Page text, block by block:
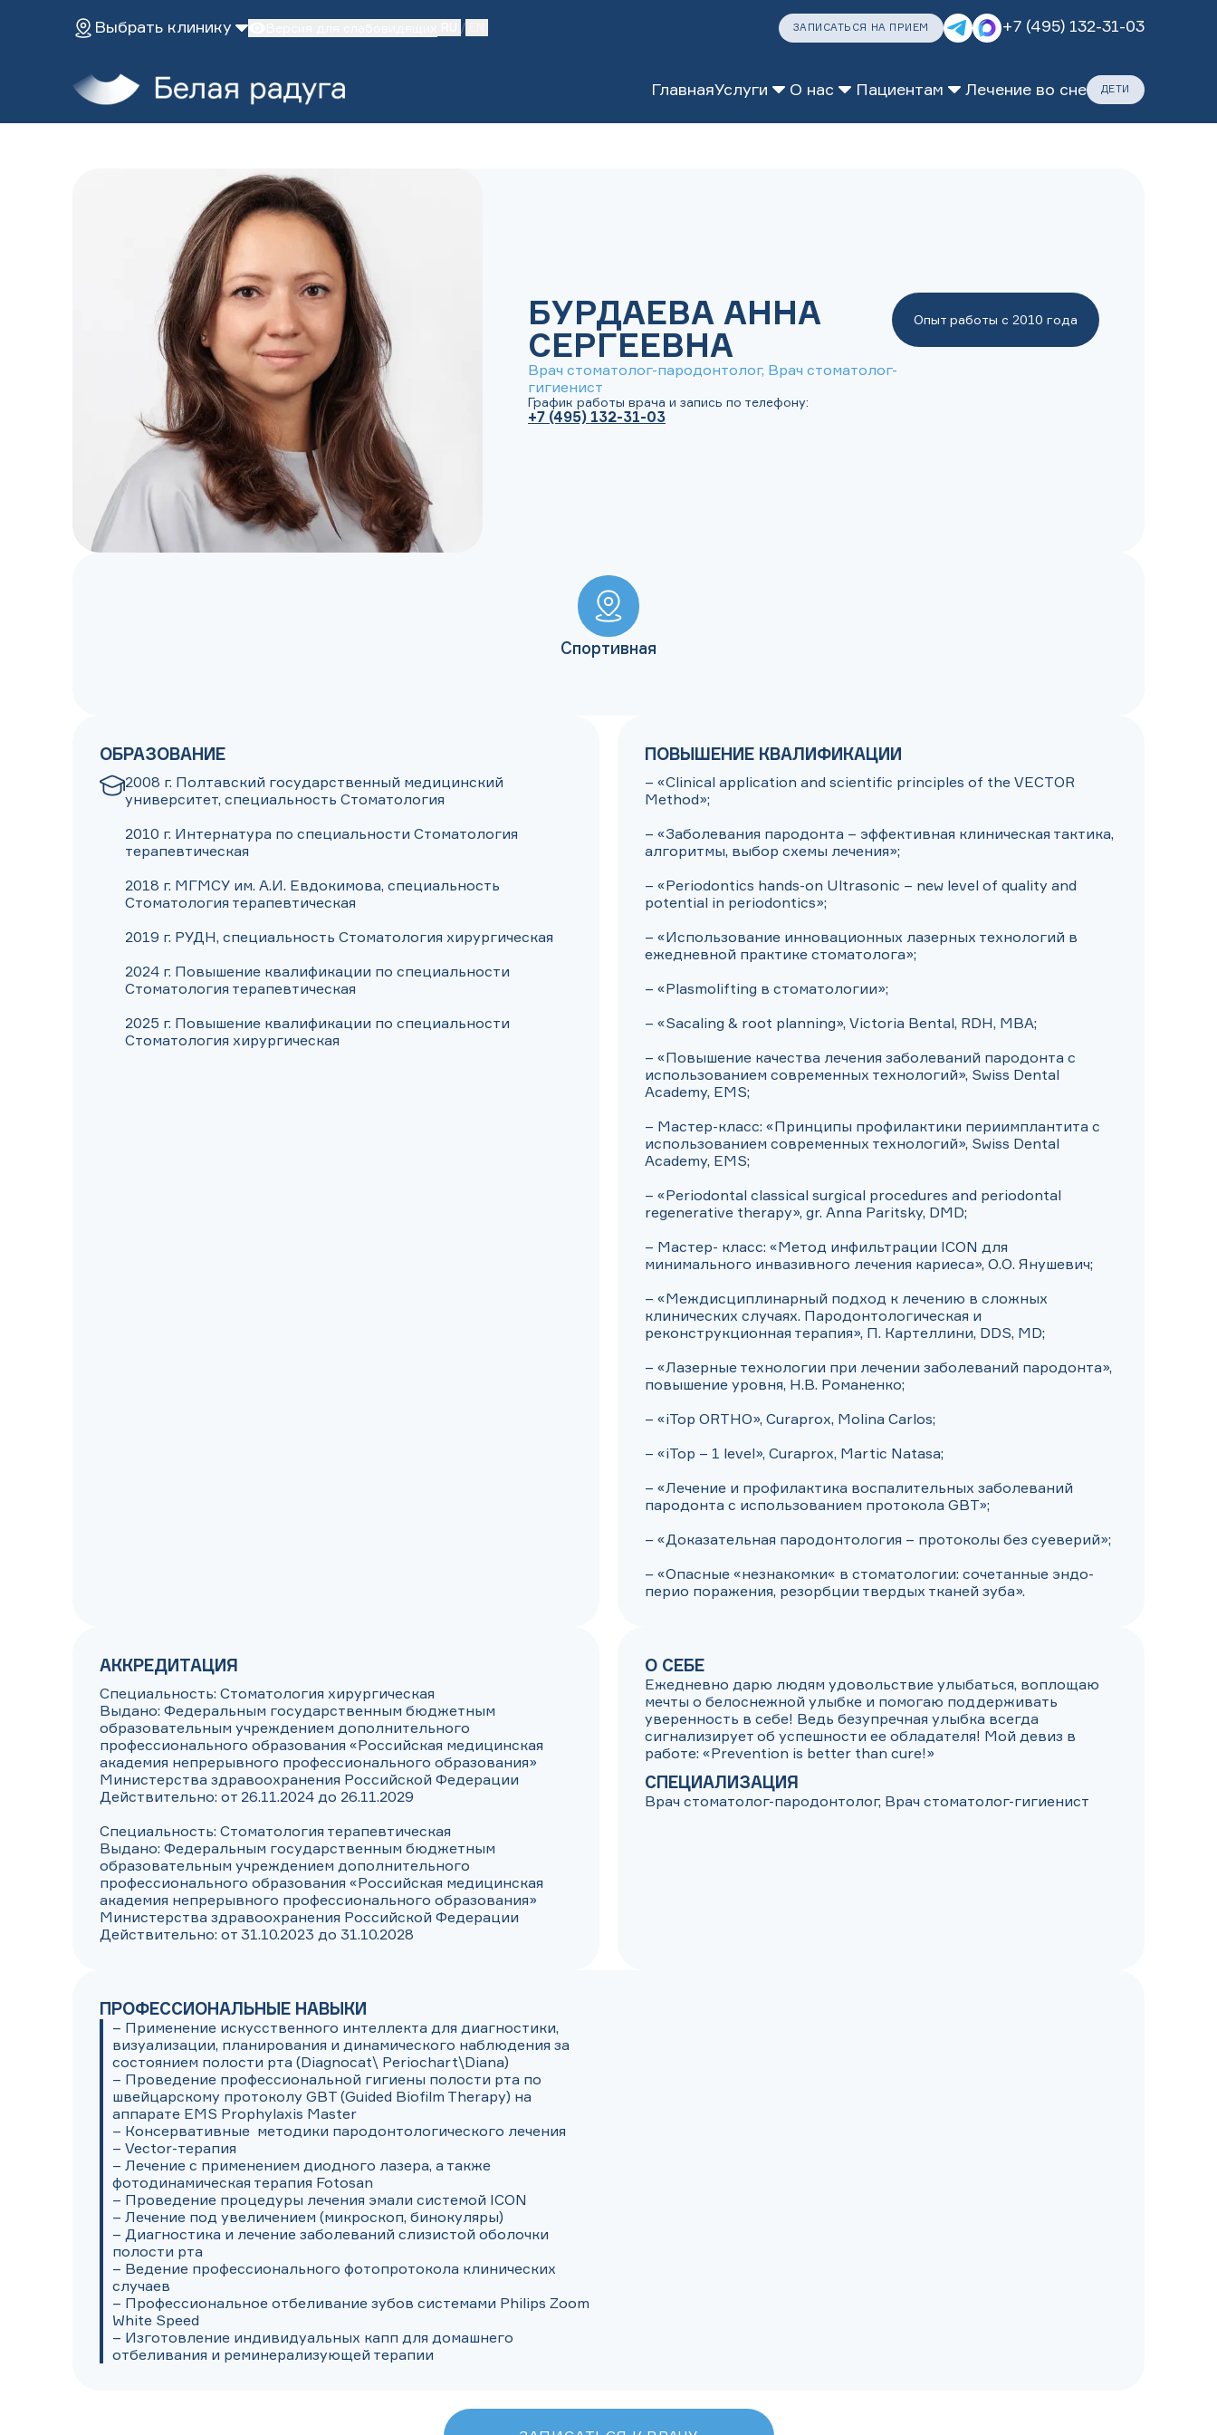
Выбрать клинику / ЗАПИСАТЬСЯ НА ПРИЕМ +7 (495) 132-31-03
ГлавнаяУслуги
Исправление прикуса
Терапевтическая стоматология
Хирургическая стоматология
Лечение во сне
О нас Пациентам Лечение во сне ДЕТИ
Версия для слабовидящих
БУРДАЕВА АННА
СЕРГЕЕВНА
Врач стоматолог-пародонтолог, Врач стоматолог-
гигиенист
График работы врача и запись по телефону:
+7 (495) 132-31-03
Опыт работы с 2010 года
Спортивная
ОБРАЗОВАНИЕ
2008 г. Полтавский государственный медицинский
университет, специальность Стоматология
2010 г. Интернатура по специальности Стоматология
терапевтическая
2018 г. МГМСУ им. А.И. Евдокимова, специальность
Стоматология терапевтическая
2019 г. РУДН, специальность Стоматология хирургическая
2024 г. Повышение квалификации по специальности
Стоматология терапевтическая
2025 г. Повышение квалификации по специальности
Стоматология хирургическая
ПОВЫШЕНИЕ КВАЛИФИКАЦИИ
– «Clinical application and scientific principles of the VECTOR
Method»;
– «Заболевания пародонта – эффективная клиническая тактика,
алгоритмы, выбор схемы лечения»;
– «Periodontics hands-on Ultrasonic – new level of quality and
potential in periodontics»;
– «Использование инновационных лазерных технологий в
ежедневной практике стоматолога»;
– «Plasmolifting в стоматологии»;
– «Sacaling & root planning», Victoria Bental, RDH, MBA;
– «Повышение качества лечения заболеваний пародонта с
использованием современных технологий», Swiss Dental
Academy, EMS;
– Мастер-класс: «Принципы профилактики периимплантита с
использованием современных технологий», Swiss Dental
Academy, EMS;
– «Periodontal classical surgical procedures and periodontal
regenerative therapy», gr. Anna Paritsky, DMD;
– Мастер- класс: «Метод инфильтрации ICON для
минимального инвазивного лечения кариеса», О.О. Янушевич;
– «Междисциплинарный подход к лечению в сложных
клинических случаях. Пародонтологическая и
реконструкционная терапия», П. Картеллини, DDS, MD;
– «Лазерные технологии при лечении заболеваний пародонта»,
повышение уровня, Н.В. Романенко;
– «iTop ORTHO», Curaprox, Molina Carlos;
– «iTop – 1 level», Curaprox, Martic Natasa;
– «Лечение и профилактика воспалительных заболеваний
пародонта с использованием протокола GBT»;
– «Доказательная пародонтология – протоколы без суеверий»;
– «Опасные «незнакомки« в стоматологии: сочетанные эндо-
перио поражения, резорбции твердых тканей зуба».
АККРЕДИТАЦИЯ
Специальность: Стоматология хирургическая
Выдано: Федеральным государственным бюджетным
образовательным учреждением дополнительного
профессионального образования «Российская медицинская
академия непрерывного профессионального образования»
Министерства здравоохранения Российской Федерации
Действительно: от 26.11.2024 до 26.11.2029
Специальность: Стоматология терапевтическая
Выдано: Федеральным государственным бюджетным
образовательным учреждением дополнительного
профессионального образования «Российская медицинская
академия непрерывного профессионального образования»
Министерства здравоохранения Российской Федерации
Действительно: от 31.10.2023 до 31.10.2028
О СЕБЕ
Ежедневно дарю людям удовольствие улыбаться, воплощаю
мечты о белоснежной улыбке и помогаю поддерживать
уверенность в себе! Ведь безупречная улыбка всегда
сигнализирует об успешности ее обладателя! Мой девиз в
работе: «Prevention is better than cure!»
СПЕЦИАЛИЗАЦИЯ
Врач стоматолог-пародонтолог, Врач стоматолог-гигиенист
ПРОФЕССИОНАЛЬНЫЕ НАВЫКИ
– Применение искусственного интеллекта для диагностики,
визуализации, планирования и динамического наблюдения за
состоянием полости рта (Diagnocat\ Periochart\Diana)
– Проведение профессиональной гигиены полости рта по
швейцарскому протоколу GBT (Guided Biofilm Therapy) на
аппарате EMS Prophylaxis Master
– Консервативные  методики пародонтологического лечения
– Vector-терапия
– Лечение с применением диодного лазера, а также
фотодинамическая терапия Fotosan
– Проведение процедуры лечения эмали системой ICON
– Лечение под увеличением (микроскоп, бинокуляры)
– Диагностика и лечение заболеваний слизистой оболочки
полости рта
– Ведение профессионального фотопротокола клинических
случаев
– Профессиональное отбеливание зубов системами Philips Zoom
White Speed
– Изготовление индивидуальных капп для домашнего
отбеливания и реминерализующей терапии